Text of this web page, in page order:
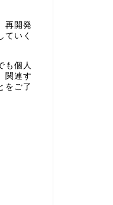
再開発
ていく
も個人
関連す
をご了